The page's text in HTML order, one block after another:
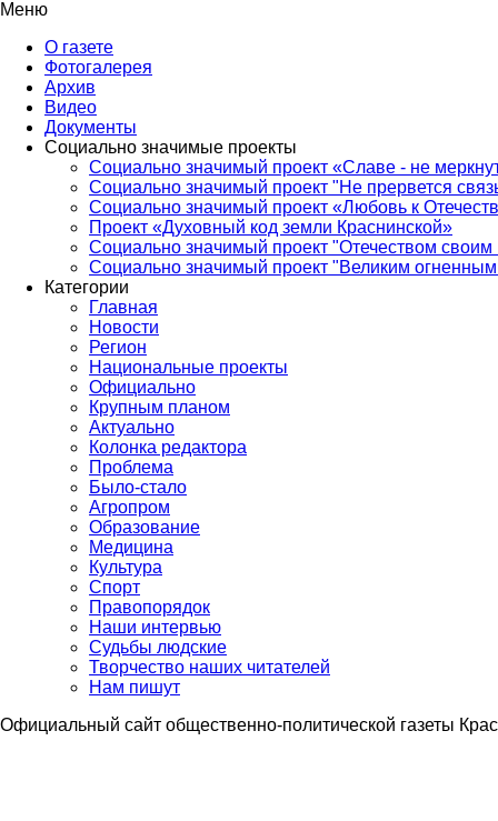
Меню
О газете
Фотогалерея
Архив
Видео
Документы
Социально значимые проекты
Социально значимый проект «Славе - не
Социально значимый проект "Не прервется
Социально значимый проект «Любовь к
Проект «Духовный код земли Краснинской»
Социально значимый проект "Отечеством своим
Социально значимый проект "Великим
Категории
Главная
Новости
Регион
Национальные проекты
Официально
Крупным планом
Актуально
Колонка редактора
Проблема
Было-стало
Агропром
Образование
Медицина
Культура
Спорт
Правопорядок
Наши интервью
Судьбы людские
Творчество наших читателей
Нам пишут
Официальный сайт общественно-политической газеты